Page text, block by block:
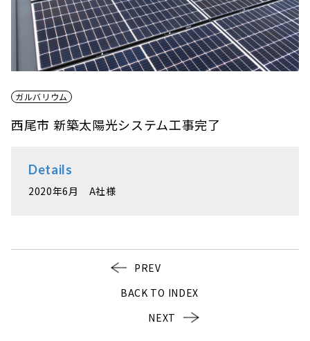
ガルバリウム
西尾市 新築太陽光システム工事完了
Details
2020年6月 A社様
PREV
BACK TO INDEX
NEXT